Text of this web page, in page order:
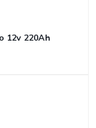
12v 220Ah